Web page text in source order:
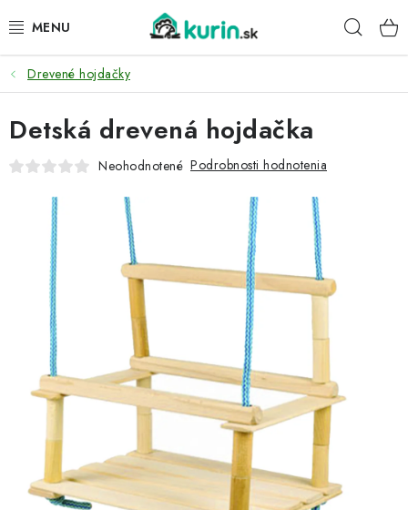
na
PRE HYDINU
PRE PSY
PRE ZAJACE
PRE DETI
ZÁHRADA
DOMÁCI WELLNESS
PRE VTÁKY
DARČEKOVÝ POUKAZ
Náš príbeh od začiatku Doprava Kontakt
Blog
Hodnotenie obchodu
Obchodné podmienky
Drevené hojdačky
Detská drevená hojdačka
Neohodnotené Podrobnosti hodnotenia